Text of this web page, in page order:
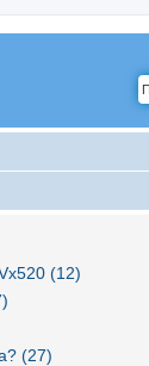
(12)
(27)